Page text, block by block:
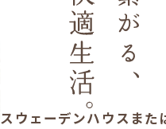
スウェーデンハウスまた